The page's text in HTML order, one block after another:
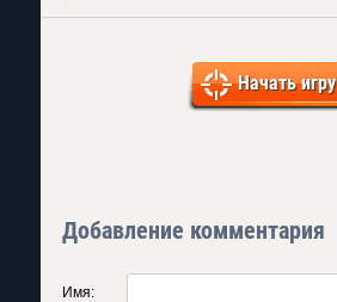
Начать игру
Добавление комментария
Имя: